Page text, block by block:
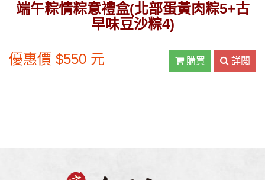
端午粽情粽意禮盒(北部蛋黃肉粽5+古
早味豆沙粽4)
優惠價 $550 元 詳閱
購買